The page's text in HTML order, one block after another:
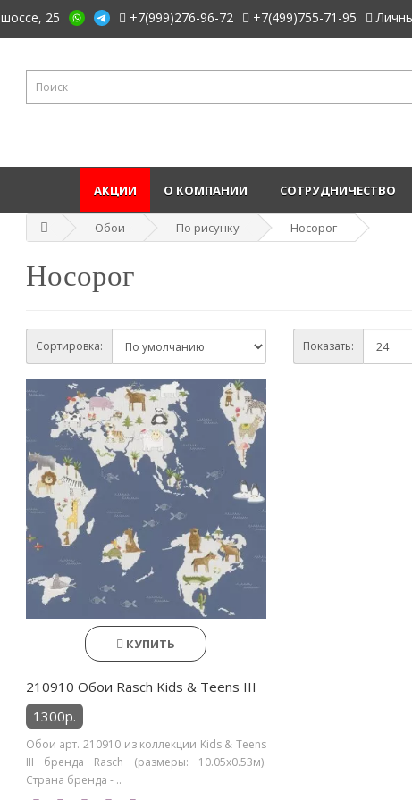
25 +7(999)276-96-72 +7(499)755-71-95
СОТРУДНИЧЕСТВО
О КОМПАНИИ
АКЦИИ
Обои По рисунку Носорог
Носорог
Сортировка: Показать:
КУПИТЬ
210910 Обои Rasch Kids & Teens III
1300р.
Обои арт. 210910 из коллекции Kids & Teens
III бренда Rasch (размеры: 10.05х0.53м).
Страна бренда - ..